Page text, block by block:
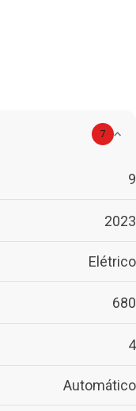
7
9
2023
Elétrico
680
4
Automático